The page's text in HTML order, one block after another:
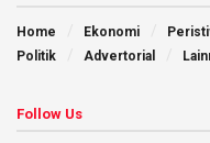
Home Ekonomi
Politik
Advertorial
Follow Us